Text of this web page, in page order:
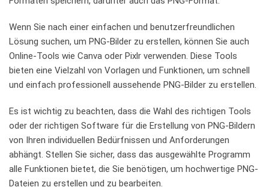
Wenn Sie⁢ nach⁤ einer ​einfachen ‍und benutzerfreundlichen
Lösung suchen, ⁣um PNG-Bilder zu erstellen, können ⁤Sie ‍auch
Online-Tools wie Canva ​oder Pixlr verwenden.⁣ Diese ⁢Tools
‍bieten eine Vielzahl von Vorlagen und Funktionen, um schnell
und einfach professionell ⁤aussehende ​PNG-Bilder⁤ zu erstellen.
Es ist wichtig zu ​beachten, dass die ‍Wahl⁣ des ‍richtigen Tools
oder der richtigen Software⁤ für ‌die Erstellung von PNG-Bildern‌
von⁣ Ihren individuellen⁣ Bedürfnissen und Anforderungen
abhängt. Stellen Sie sicher, dass das ausgewählte Programm⁢
alle Funktionen ​bietet, ⁢die Sie benötigen, um⁢ hochwertige PNG-
Dateien ​zu erstellen⁤ und ⁤zu bearbeiten.